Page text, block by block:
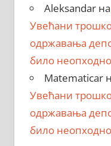
Aleksandarна
Увећани
одржавања
било неопходно
Matematicar
Увећани
одржавања
било неопходно